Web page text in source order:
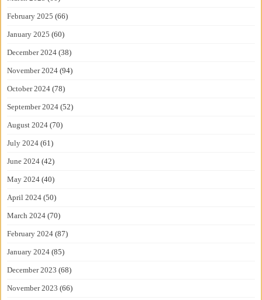
February 2025 (66)
January 2025 (60)
December 2024 (38)
November 2024 (94)
October 2024 (78)
September 2024 (52)
August 2024 (70)
July 2024 (61)
June 2024 (42)
May 2024 (40)
April 2024 (50)
March 2024 (70)
February 2024 (87)
January 2024 (85)
December 2023 (68)
November 2023 (66)